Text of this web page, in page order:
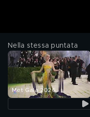
Nella stessa puntata
Met Gala 2026